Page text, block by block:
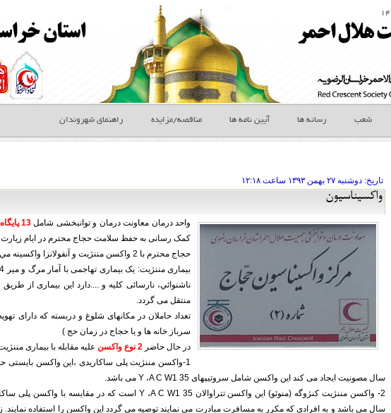
شعب رسانه ها آیین نامه ها مناقصه/مزایده راهنمای شهروندان
تاريخ: ۱۳۹۳ دوشنبه ۲۷ بهمن ساعت ۱۲:۱۸
واكسيناسيون
واحد درمان معاونت درمان و توانبخشی شامل13 پايگاه واکسیناسیون
کمک رسانی به حفظ سلامت حجاج محترم در ایام زیارت
حجاج محترم با 2 واکسن مننژیت و آنفولانزا واكسينه مي شوند.
ناشنوائي، نارسائی کلیه و ....دارد این بیماری از
منتقل می گردد.
تعداد حاملان در مکانهای شلوغ و دربسته که دارای
سرباز خانه ها و یا حجاج در زمان حج )
در حال حاضر 2 نوع واکسن
علیه مقابله با بیماری
سال مصونیت ایجاد می کند این واکسن شامل سروتیپهای Y ،A C W1 35 می باشد.